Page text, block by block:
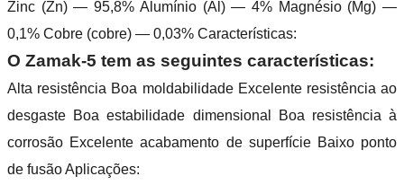
Zinc (Zn) — 95,8% Alumínio (Al) — 4% Magnésio (Mg) —
0,1% Cobre (cobre) — 0,03% Características:
O Zamak-5 tem as seguintes características:
Alta resistência Boa moldabilidade Excelente resistência ao
desgaste Boa estabilidade dimensional
Boa resistência à
corrosão Excelente acabamento de superfície Baixo ponto
de fusãoAplicações: